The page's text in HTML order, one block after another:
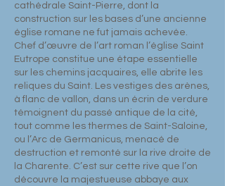
cathédrale Saint-Pierre, dont la
construction sur les bases d’une ancienne
église romane ne fut jamais achevée.
Chef d’œuvre de l’art roman l’église Saint
Eutrope constitue une étape essentielle
sur les chemins jacquaires, elle abrite les
reliques du Saint. Les vestiges des arènes,
à flanc de vallon, dans un écrin de verdure
témoignent du passé antique de la cité,
tout comme les thermes de Saint-Saloine,
ou l’Arc de Germanicus, menacé de
destruction et remonté sur la rive droite de
la Charente. C’est sur cette rive que l’on
découvre la majestueuse abbaye aux